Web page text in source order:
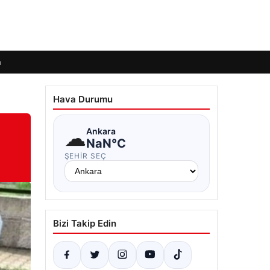
Hava Durumu
☁Ankara
NaN°C
ŞEHIR SEÇ
Bizi Takip Edin